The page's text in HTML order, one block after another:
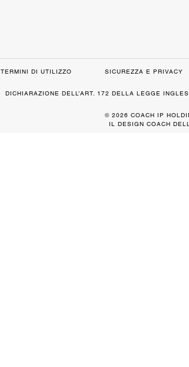
TERMINI DI UTILIZZO SICUREZZA E PRIVACY
DICHIARAZIONE DELL’ART. 172 DELLA LEGGE
© 2026 COACH IP
IL DESIGN COACH